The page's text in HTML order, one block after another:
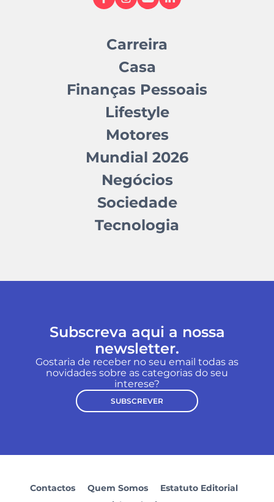
Carreira
Casa
Finanças Pessoais
Lifestyle
Motores
Mundial 2026
Negócios
Sociedade
Tecnologia
Subscreva aqui a nossa
newsletter.
Gostaria de receber no seu email todas as
novidades sobre as categorias do seu
interese?
SUBSCREVER
Contactos Quem Somos
Estatuto Editorial